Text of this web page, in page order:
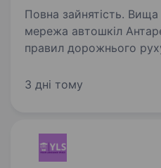
Повна зайнятість. Вища освіта.
мережа автошкіл
правил дорожнього
в Україні та
3 дні тому